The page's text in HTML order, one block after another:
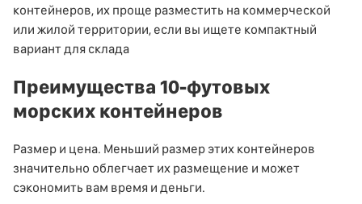
контейнеров, их проще разместить на коммерческой
или жилой территории, если вы ищете компактный
вариант для склада
Преимущества 10-футовых
морских контейнеров
Размер и цена. Меньший размер этих контейнеров
значительно облегчает их размещение и может
сэкономить вам время и деньги.